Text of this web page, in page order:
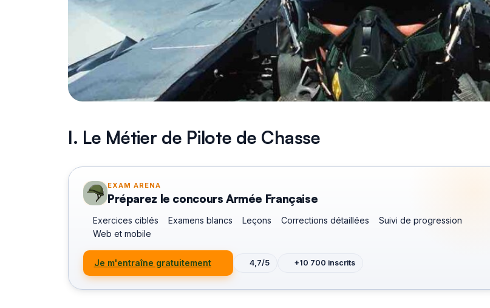
I. Le Métier de Pilote de Chasse
EXAM ARENA
Préparez le concours Armée Française
Exercices ciblés Examens blancs Leçons Corrections détaillées
Suivi de progression
Web et mobile
Je m'entraîne gratuitement 4,7/5 +10 700 inscrits